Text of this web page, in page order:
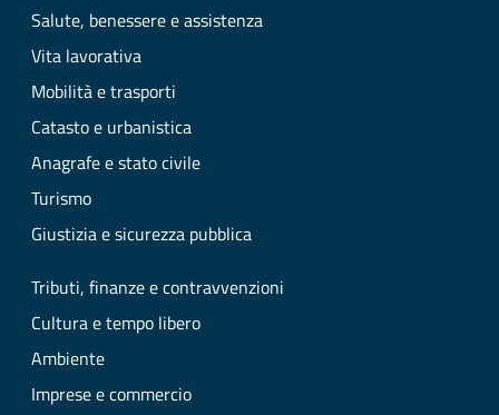
Salute, benessere e assistenza
Vita lavorativa
Mobilità e trasporti
Catasto e urbanistica
Anagrafe e stato civile
Turismo
Giustizia e sicurezza pubblica
Tributi, finanze e contravvenzioni
Cultura e tempo libero
Ambiente
Imprese e commercio